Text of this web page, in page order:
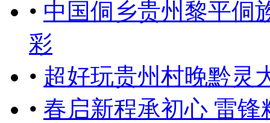
• 中国侗乡贵州黎平侗
彩
• 超好玩贵州村晚黔灵
• 春启新程承初心 雷锋